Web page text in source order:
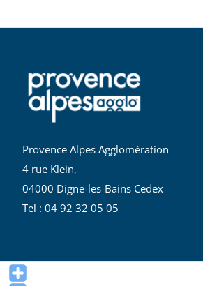
Provence Alpes Agglomération
4 rue Klein,
04000 Digne-les-Bains Cedex
Tel : 04 92 32 05 05